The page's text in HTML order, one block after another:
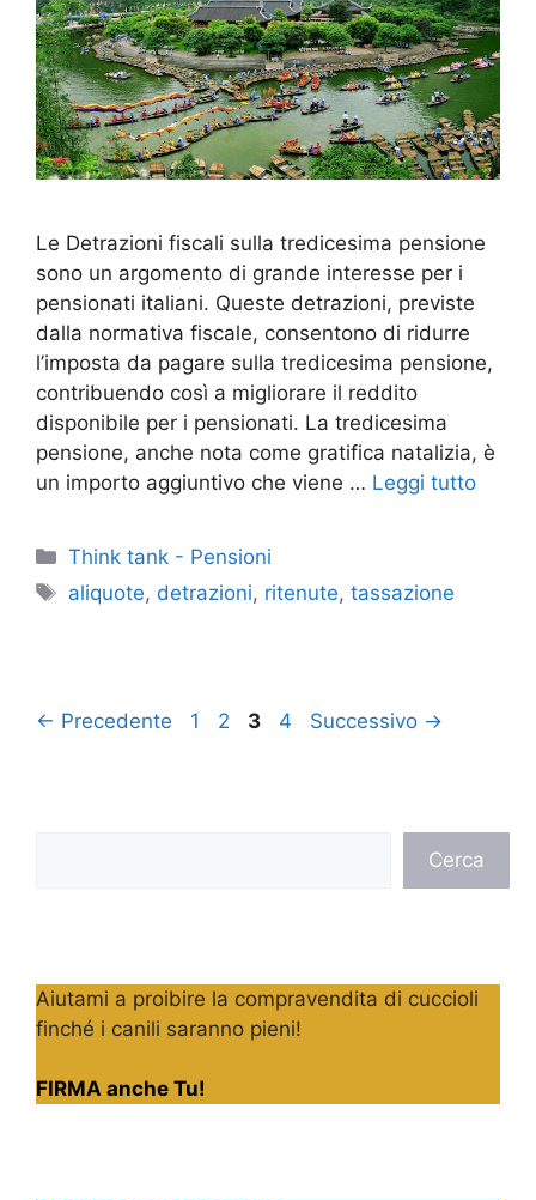
Le Detrazioni fiscali sulla tredicesima pensione
sono un argomento di grande interesse per i
pensionati italiani. Queste detrazioni, previste
dalla normativa fiscale, consentono di ridurre
l’imposta da pagare sulla tredicesima pensione,
contribuendo così a migliorare il reddito
disponibile per i pensionati. La tredicesima
pensione, anche nota come gratifica natalizia, è
un importo aggiuntivo che viene … Leggi tutto
Categorie
Think tank - Pensioni
Tag
aliquote, detrazioni, ritenute,tassazione
← Precedente Pagina
1 Pagina
2 Pagina
3 Pagina
4 Successivo →
Cerca
Aiutami a proibire la compravendita di cuccioli
finché i canili saranno pieni!
FIRMA anche Tu!